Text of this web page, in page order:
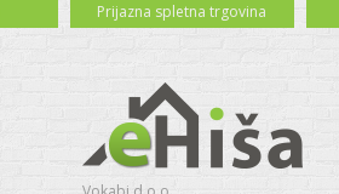
Prijazna spletna trgovina